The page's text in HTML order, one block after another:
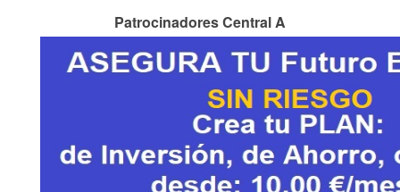
Patrocinadores Central A